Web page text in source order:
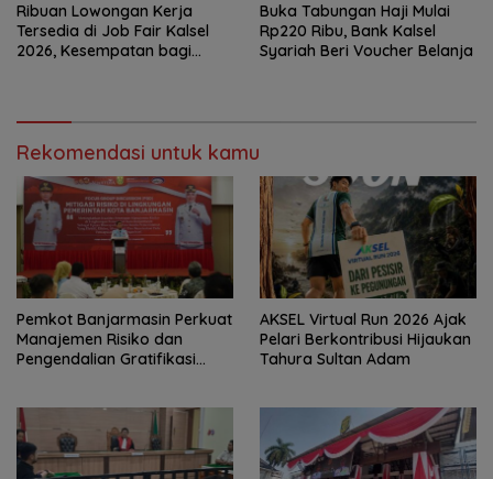
Ribuan Lowongan Kerja
Tersedia di Job Fair Kalsel
2026, Kesempatan bagi
Buka Tabungan Haji Mulai
Rp220 Ribu, Bank Kalsel
Syariah Beri Voucher Belanja
Rekomendasi untuk kamu
Pemkot Banjarmasin Perkuat
Manajemen Risiko dan
Pengendalian Gratifikasi
AKSEL Virtual Run 2026 Ajak
Pelari Berkontribusi Hijaukan
Tahura Sultan Adam